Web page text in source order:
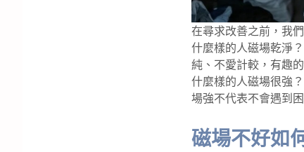
在尋求改善之前，我
什麼樣的人磁場乾淨
純、不愛計較，有趣
什麼樣的人磁場很強
場強不代表不會遇到
磁場不好如